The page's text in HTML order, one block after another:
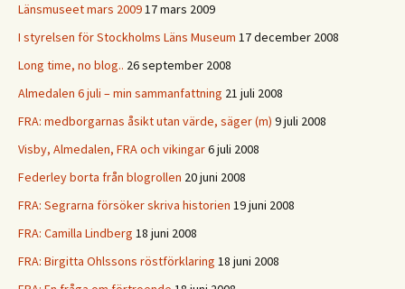
Länsmuseet mars 200917 mars 2009
I styrelsen för Stockholms Läns Museum 17 december 2008
Long time, no blog.. 26 september 2008
Almedalen 6 juli – min sammanfattning 21 juli 2008
FRA: medborgarnas åsikt utan värde, säger (m) 9 juli 2008
Visby, Almedalen, FRA och vikingar6 juli 2008
Federley borta från blogrollen 20 juni 2008
FRA: Segrarna försöker skriva historien 19 juni 2008
FRA: Camilla Lindberg 18 juni 2008
FRA: Birgitta Ohlssons röstförklaring 18 juni 2008